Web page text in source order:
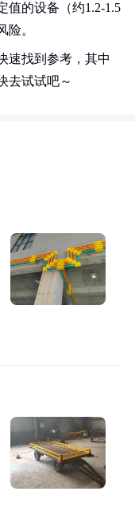
值的设备（约1.2-1.5
险。
速找到参考，其中
去试试吧～